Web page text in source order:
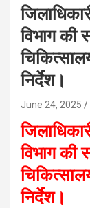
विभाग की
निर्देश।
June 24, 2025
विभाग की
निर्देश।